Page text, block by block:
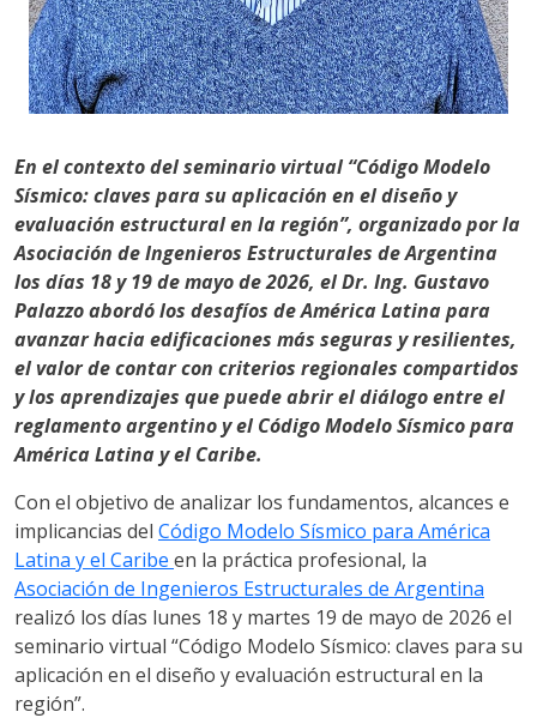
En el contexto del seminario virtual “Código Modelo
Sísmico: claves para su aplicación en el diseño y
evaluación estructural en la región”, organizado por la
Asociación de Ingenieros Estructurales de Argentina
los días 18 y 19 de mayo de 2026, el Dr. Ing. Gustavo
Palazzo abordó los desafíos de América Latina para
avanzar hacia edificaciones más seguras y resilientes,
el valor de contar con criterios regionales compartidos
y los aprendizajes que puede abrir el diálogo entre el
reglamento argentino y el Código Modelo Sísmico para
América Latina y el Caribe.
Con el objetivo de analizar los fundamentos, alcances e
implicancias del Código Modelo Sísmico para América
Latina y el Caribe en la práctica profesional, la
Asociación de Ingenieros Estructurales de Argentina
realizó los días lunes 18 y martes 19 de mayo de 2026 el
seminario virtual “Código Modelo Sísmico: claves para su
aplicación en el diseño y evaluación estructural en la
región”.